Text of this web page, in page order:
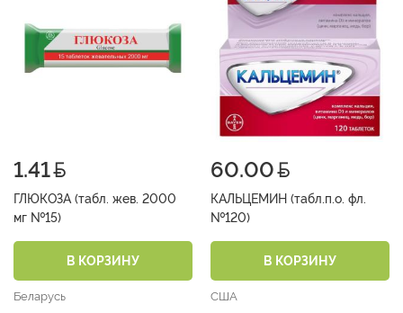
1.41
ГЛЮКОЗА (табл. жев. 2000
мг №15)
В КОРЗИНУ
Беларусь
60.00
КАЛЬЦЕМИН (табл.п.о. фл.
№120)
В КОРЗИНУ
США